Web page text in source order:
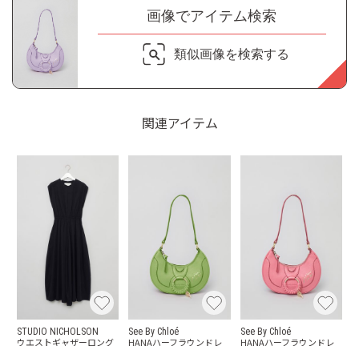
画像でアイテム検索
類似画像を検索する
関連アイテム
STUDIO NICHOLSON
ウエストギャザーロング
See By Chloé
HANAハーフラウンドレ
See By Chloé
HANAハーフラウンドレ